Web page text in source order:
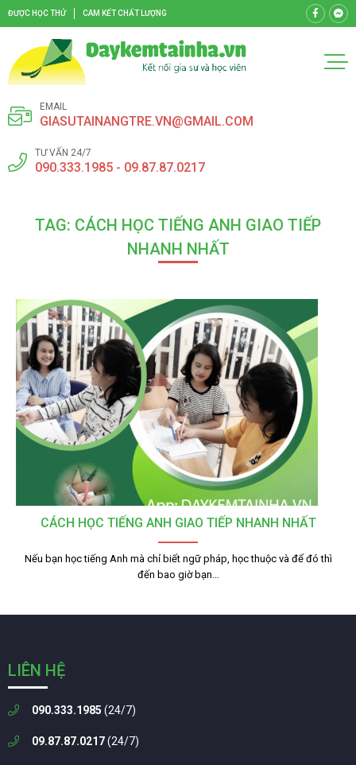
ĐƯỢC HỌC THỬ CAM KẾT CHẤT LƯỢNG
EMAIL
GIASUTAINANGTRE.VN@GMAIL.COM
TƯ VẤN 24/7
090.333.1985 - 09.87.87.0217
TAG: CÁCH HỌC TIẾNG ANH GIAO TIẾP
NHANH NHẤT
CÁCH HỌC TIẾNG ANH GIAO TIẾP NHANH NHẤT
Nếu bạn học tiếng Anh mà chỉ biết ngữ pháp, học thuộc và để đó thì
đến bao giờ bạn…
LIÊN HỆ
090.333.1985 (24/7)
09.87.87.0217(24/7)